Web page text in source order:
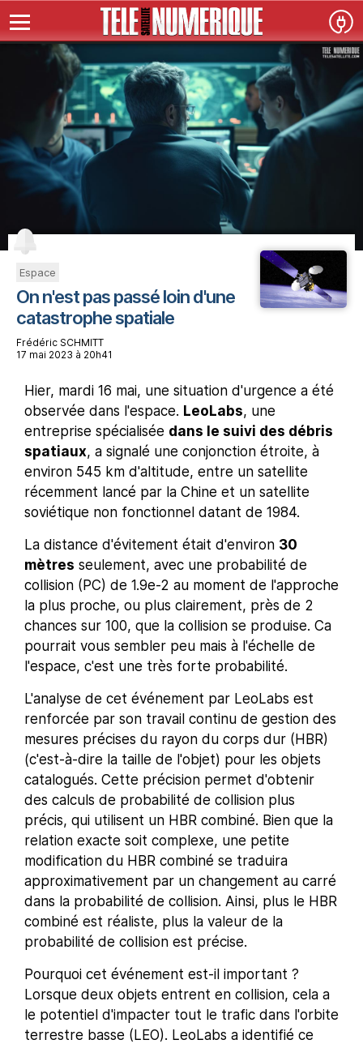
Espace
On n'est pas passé loin d'une
catastrophe spatiale
Frédéric SCHMITT
17 mai 2023 à 20h41
Hier, mardi 16 mai, une situation d'urgence a été
observée dans l'espace. LeoLabs, une
entreprise spécialisée dans le suivi des débris
spatiaux, a signalé une conjonction étroite, à
environ 545 km d'altitude, entre un satellite
récemment lancé par la Chine et un satellite
soviétique non fonctionnel datant de 1984.
La distance d'évitement était d'environ 30
mètres seulement, avec une probabilité de
collision (PC) de 1.9e-2 au moment de l'approche
la plus proche, ou plus clairement, près de 2
chances sur 100, que la collision se produise. Ca
pourrait vous sembler peu mais à l'échelle de
l'espace, c'est une très forte probabilité.
L'analyse de cet événement par LeoLabs est
renforcée par son travail continu de gestion des
mesures précises du rayon du corps dur (HBR)
(c'est-à-dire la taille de l'objet) pour les objets
catalogués. Cette précision permet d'obtenir
des calculs de probabilité de collision plus
précis, qui utilisent un HBR combiné. Bien que la
relation exacte soit complexe, une petite
modification du HBR combiné se traduira
approximativement par un changement au carré
dans la probabilité de collision. Ainsi, plus le HBR
combiné est réaliste, plus la valeur de la
probabilité de collision est précise.
Pourquoi cet événement est-il important ?
Lorsque deux objets entrent en collision, cela a
le potentiel d'impacter tout le trafic dans l'orbite
terrestre basse (LEO). LeoLabs a identifié ce